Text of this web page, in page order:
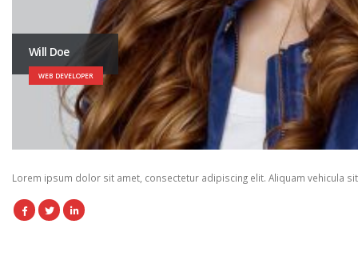
Will Doe
WEB DEVELOPER
Lorem ipsum dolor sit amet, consectetur adipiscing elit. Aliquam vehicula